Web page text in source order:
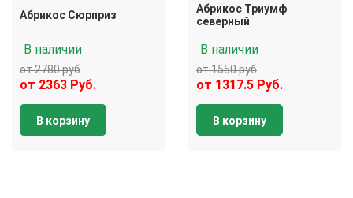
Абрикос Сюрприз
В наличии
от 2780 руб
от 2363 Руб.
В корзину
Абрикос Триумф
северный
В наличии
от 1550 руб
от 1317.5 Руб.
В корзину